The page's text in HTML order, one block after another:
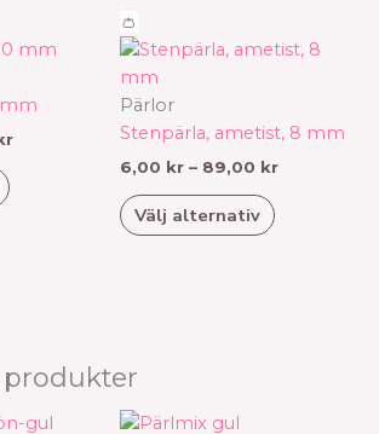
till
här
har
flera
De
👛
Pärlor
Stenpärla, ametist, 8 mm
6,00 kr – 89,00 kr
6,00 kr
till
Välj alternativ
här
flera
varianter.
olika
produkter
Prisintervall: